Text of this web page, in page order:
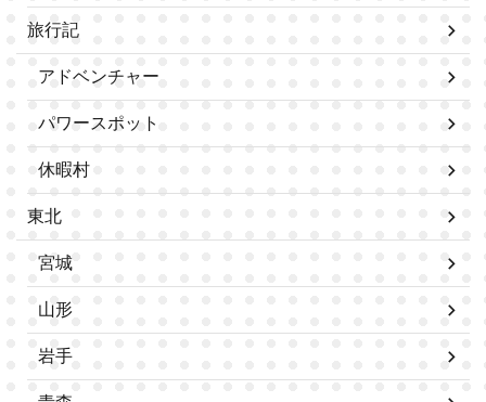
旅行記
アドベンチャー
パワースポット
休暇村
東北
宮城
山形
岩手